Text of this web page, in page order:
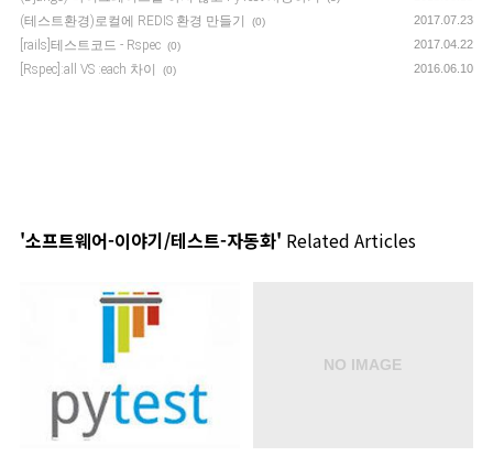
(테스트환경)로컬에 REDIS 환경 만들기 (0) 2017.07.23
[rails]테스트코드 - Rspec (0) 2017.04.22
[Rspec]:all VS :each 차이 (0) 2016.06.10
'소프트웨어-이야기/테스트-자동화' Related Articles